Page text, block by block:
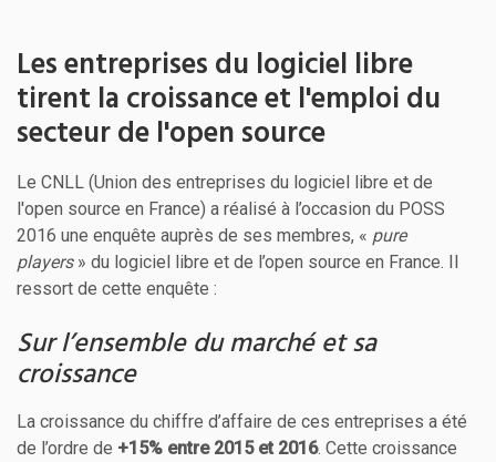
Les entreprises du logiciel libre
tirent la croissance et l'emploi du
secteur de l'open source
Le CNLL (Union des entreprises du logiciel libre et de
l'open source en France) a réalisé à l’occasion du POSS
2016 une enquête auprès de ses membres, « pure
players» du logiciel libre et de l’open source en France. Il
ressort de cette enquête :
Sur l’ensemble du marché et sa
croissance
La croissance du chiffre d’affaire de ces entreprises a été
de l’ordre de +15% entre 2015 et 2016. Cette croissance